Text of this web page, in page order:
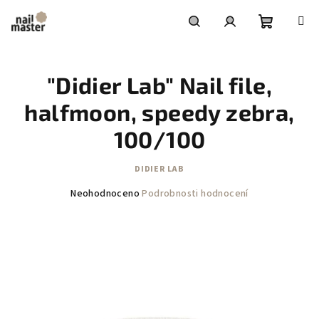
obsah
košík
"Didier Lab" Nail file,
halfmoon, speedy zebra,
100/100
DIDIER LAB
Průměrné
Neohodnoceno Podrobnosti hodnocení